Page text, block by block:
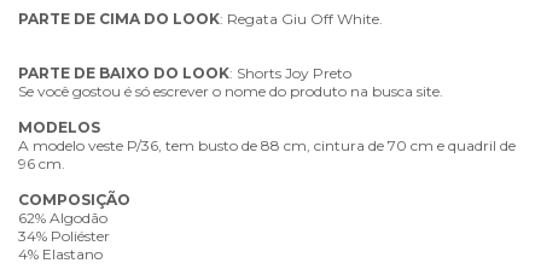
PARTE DE CIMA DO LOOK: Regata Giu Off White.
PARTE DE BAIXO DO LOOK: Shorts Joy Preto
Se você gostou é só escrever o nome do produto na busca site.
MODELOS
A modelo veste P/36, tem busto de 88 cm, cintura de 70 cm e quadril de
96 cm.
COMPOSIÇÃO
62% Algodão
34% Poliéster
4% Elastano